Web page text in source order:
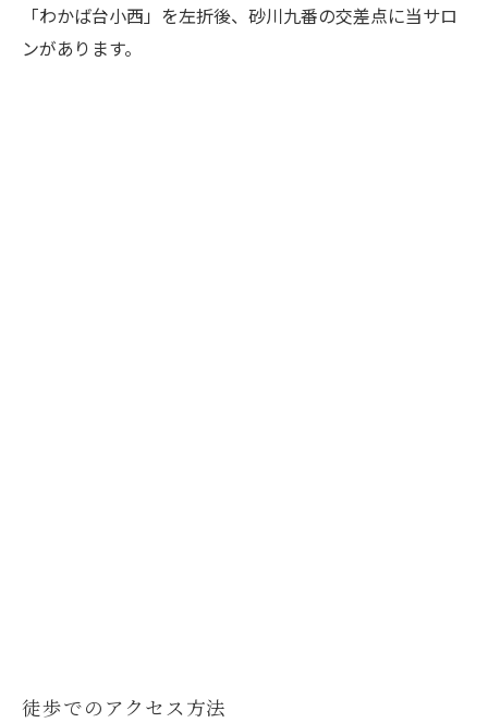
「わかば台小西」を左折後、砂川九番の交差点に当サロ
ンがあります。
徒歩でのアクセス方法